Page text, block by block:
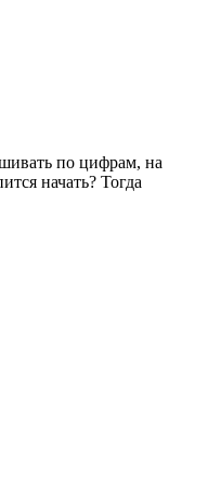
по цифрам, на
начать? Тогда